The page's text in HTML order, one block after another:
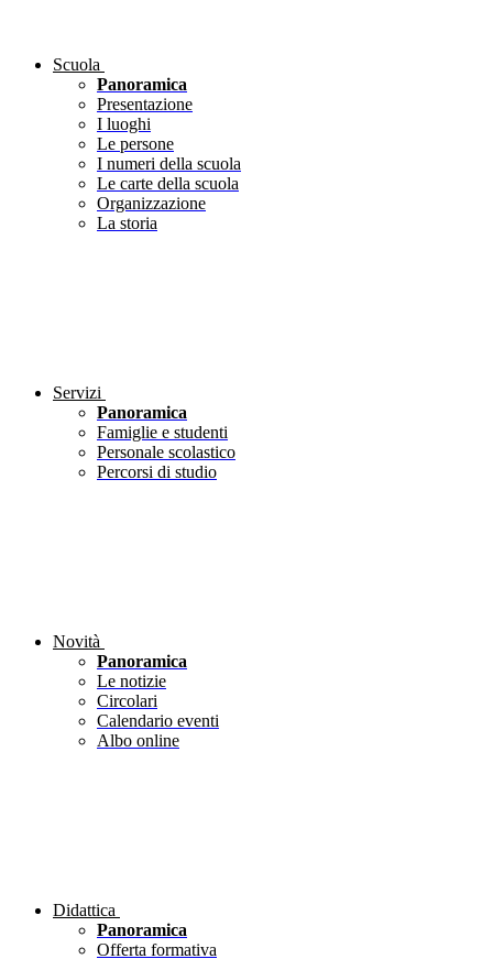
Scuola
Panoramica
Presentazione
I luoghi
Le persone
I numeri della scuola
Le carte della scuola
Organizzazione
La storia
Servizi
Panoramica
Famiglie e studenti
Personale scolastico
Percorsi di studio
Novità
Panoramica
Le notizie
Circolari
Calendario eventi
Albo online
Didattica
Panoramica
Offerta formativa